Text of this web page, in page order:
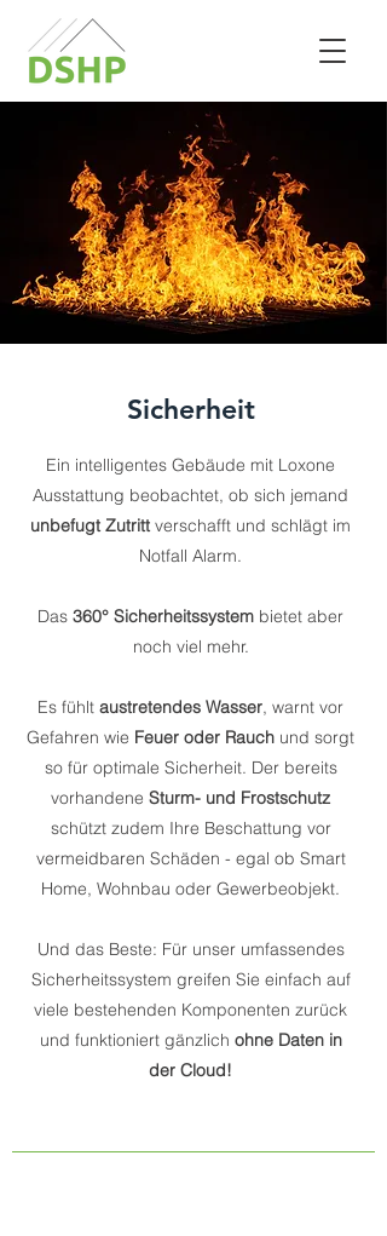
Sicherheit
Ein intelligentes Gebäude mit Loxone
Ausstattung beobachtet, ob sich jemand
unbefugt Zutrittverschafft und schlägt im
Notfall Alarm.
Das 360° Sicherheitssystem bietet aber
noch viel mehr.
Es fühlt austretendes Wasser, warnt vor
Gefahren wie Feuer oder Rauch und sorgt
so für optimale Sicherheit. Der bereits
vorhandene Sturm- und Frostschutz
schützt zudem Ihre Beschattung vor
vermeidbaren Schäden - egal ob Smart
Home, Wohnbau oder Gewerbeobjekt.
Und das Beste: Für unser umfassendes
Sicherheitssystem greifen Sie einfach auf
viele bestehenden Komponenten zurück
und funktioniert gänzlich ohne Daten in
der Cloud!